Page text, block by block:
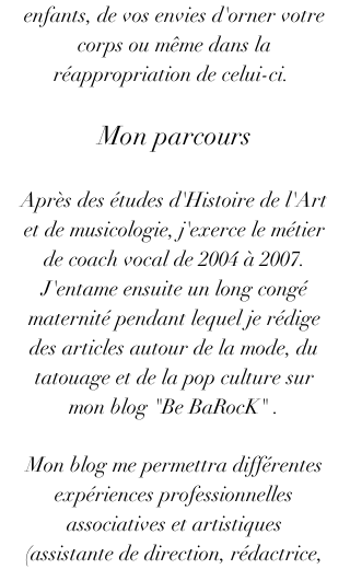
enfants, de vos envies d'orner votre
corps ou même dans la
réappropriation de celui-ci.
Mon parcours
Après des études d'Histoire de l'Art
et de musicologie, j'exerce le métier
de coach vocal de 2004 à 2007.
J'entame ensuite un long congé
maternité pendant lequel je rédige
des articles autour de la mode, du
tatouage et de la pop culture sur
mon blog "Be BaRocK" .
Mon blog me permettra différentes
expériences professionnelles
associatives et artistiques
(assistante de direction, rédactrice,